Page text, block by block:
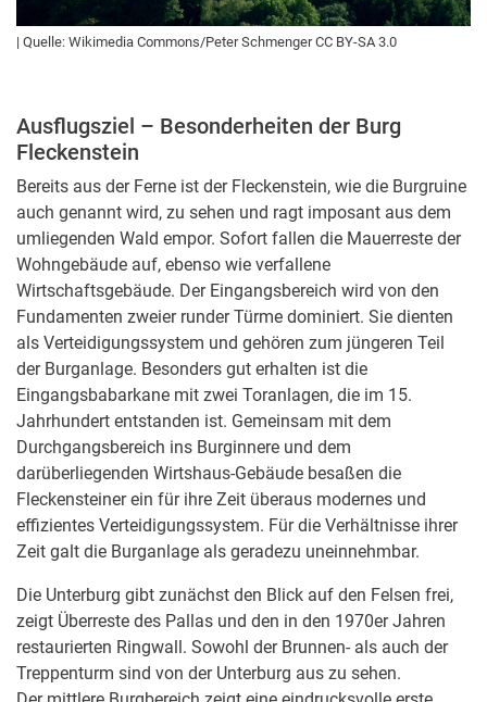
| Quelle: Wikimedia Commons/Peter Schmenger CC BY-SA 3.0
Ausflugsziel – Besonderheiten der Burg
Fleckenstein
Bereits aus der Ferne ist der Fleckenstein, wie die Burgruine
auch genannt wird, zu sehen und ragt imposant aus dem
umliegenden Wald empor. Sofort fallen die Mauerreste der
Wohngebäude auf, ebenso wie verfallene
Wirtschaftsgebäude. Der Eingangsbereich wird von den
Fundamenten zweier runder Türme dominiert. Sie dienten
als Verteidigungssystem und gehören zum jüngeren Teil
der Burganlage. Besonders gut erhalten ist die
Eingangsbabarkane mit zwei Toranlagen, die im 15.
Jahrhundert entstanden ist. Gemeinsam mit dem
Durchgangsbereich ins Burginnere und dem
darüberliegenden Wirtshaus-Gebäude besaßen die
Fleckensteiner ein für ihre Zeit überaus modernes und
effizientes Verteidigungssystem. Für die Verhältnisse ihrer
Zeit galt die Burganlage als geradezu uneinnehmbar.
Die Unterburg gibt zunächst den Blick auf den Felsen frei,
zeigt Überreste des Pallas und den in den 1970er Jahren
restaurierten Ringwall. Sowohl der Brunnen- als auch der
Treppenturm sind von der Unterburg aus zu sehen.